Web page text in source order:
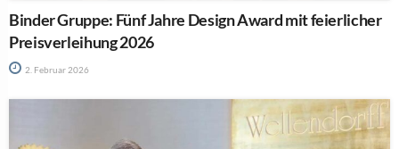
Binder Gruppe: Fünf Jahre Design Award mit feierlicher
Preisverleihung 2026
2. Februar 2026